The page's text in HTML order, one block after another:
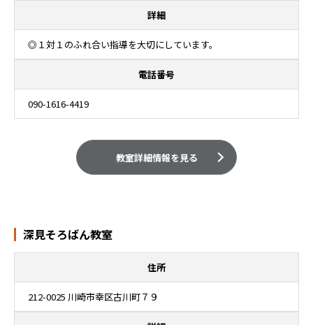
詳細
◎１対１のふれ合い指導を大切にしています。
電話番号
090-1616-4419
教室詳細情報を見る
深見そろばん教室
住所
212-0025 川崎市幸区古川町７９